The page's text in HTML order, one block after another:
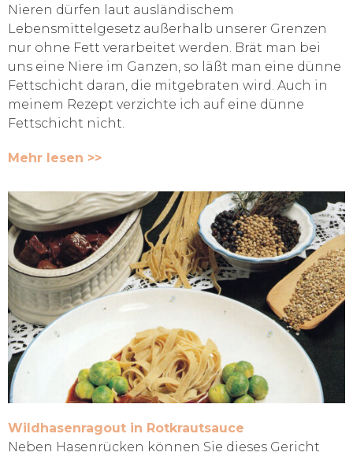
Nieren dürfen laut ausländischem
Lebensmittelgesetz außerhalb unserer Grenzen
nur ohne Fett verarbeitet werden. Brät man bei
uns eine Niere im Ganzen, so läßt man eine dünne
Fettschicht daran, die mitgebraten wird. Auch in
meinem Rezept verzichte ich auf eine dünne
Fettschicht nicht.
Mehr lesen >>
Wildhasenragout in Rotkrautsauce
Neben Hasenrücken können Sie dieses Gericht